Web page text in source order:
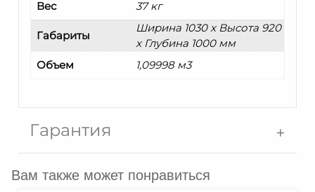
Вес 37 кг
Габариты
Ширина 1030 x Высота 920
x Глубина 1000 мм
Объем
1,09998 м3
Гарантия
Вам также может понравиться